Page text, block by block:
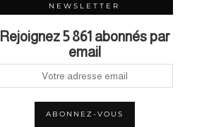
NEWSLETTER
Rejoignez 5 861 abonnés par
email